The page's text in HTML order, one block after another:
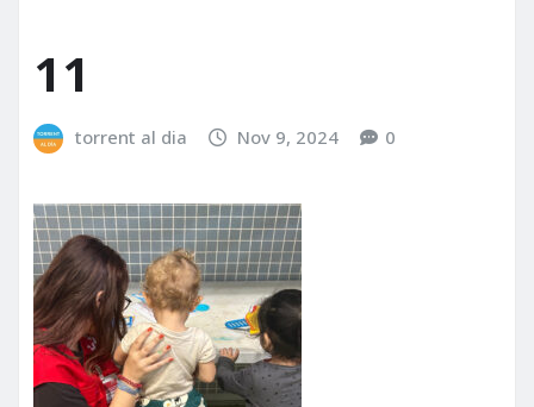
11
torrent al dia Nov 9, 2024 0